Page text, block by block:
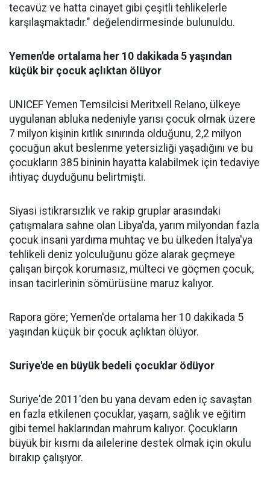
tecavüz ve hatta cinayet gibi çeşitli tehlikelerle
karşılaşmaktadır." değelendirmesinde bulunuldu.
Yemen'de ortalama her 10 dakikada 5 yaşından
küçük bir çocuk açlıktan ölüyor
UNICEF Yemen Temsilcisi Meritxell Relano, ülkeye
uygulanan abluka nedeniyle yarısı çocuk olmak üzere
7 milyon kişinin kıtlık sınırında olduğunu, 2,2 milyon
çocuğun akut beslenme yetersizliği yaşadığını ve bu
çocukların 385 bininin hayatta kalabilmek için tedaviye
ihtiyaç duyduğunu belirtmişti.
Siyasi istikrarsızlık ve rakip gruplar arasındaki
çatışmalara sahne olan Libya'da, yarım milyondan fazla
çocuk insani yardıma muhtaç ve bu ülkeden İtalya'ya
tehlikeli deniz yolculuğunu göze alarak geçmeye
çalışan birçok korumasız, mülteci ve göçmen çocuk,
insan tacirlerinin sömürüsüne maruz kalıyor.
Rapora göre; Yemen'de ortalama her 10 dakikada 5
yaşından küçük bir çocuk açlıktan ölüyor.
Suriye'de en büyük bedeli çocuklar ödüyor
Suriye'de 2011'den bu yana devam eden iç savaştan
en fazla etkilenen çocuklar, yaşam, sağlık ve eğitim
gibi temel haklarından mahrum kalıyor. Çocukların
büyük bir kısmı da ailelerine destek olmak için okulu
bırakıp çalışıyor.